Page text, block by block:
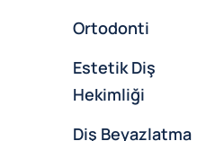
Ortodonti
Estetik Diş
Hekimliği
Diş Beyazlatma